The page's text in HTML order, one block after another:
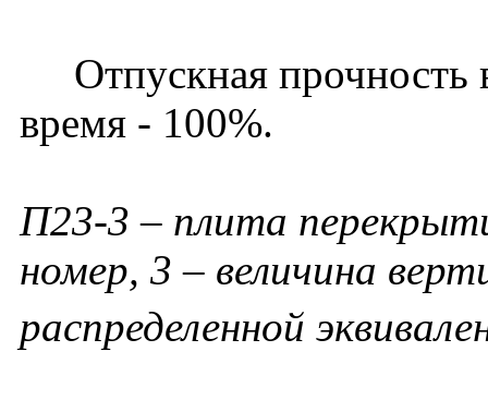
Отпускная прочность
время - 100%.
П23-3 – плита
номер, 3 – величина
распределенной